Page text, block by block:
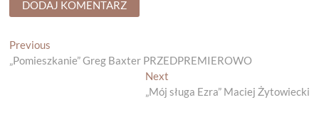
Nawigacja
wpisu
Previous
post:
„Pomieszkanie” Greg Baxter PRZEDPREMIEROWO
NextNext
post:
„Mój sługa Ezra” Maciej Żytowiecki